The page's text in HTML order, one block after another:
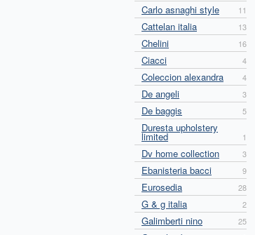
Carlo asnaghi style 11
Cattelan italia 13
Chelini 16
Ciacci 4
Coleccion alexandra 4
De angeli 3
De baggis 5
Duresta upholstery
limited 1
Dv home collection 3
Ebanisteria bacci 9
Eurosedia 28
G & g italia 2
Galimberti nino 25